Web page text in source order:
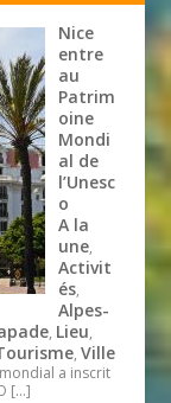
Nice
entre
au
Patrim
oine
Mondi
al de
l’Unesc
o
A la
une,
Activit
és,
Alpes-
, Lieu,
,Ville
a inscrit
[…]